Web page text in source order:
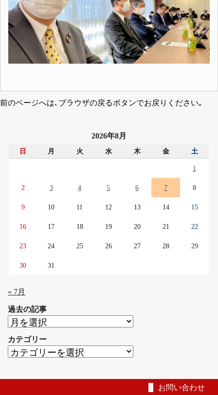
前のページへは､ブラウザの戻るボタンでお戻りください｡
2026年8月
日 月 火 水 木 金 土
1
2 3 4 5 6 7 8
9 10 11 12 13 14 15
16 17 18 19 20 21 22
23 24 25 26 27 28 29
30 31
« 7月
過去の記事
過
の
記
カテゴリー
カ
お問い合わせ